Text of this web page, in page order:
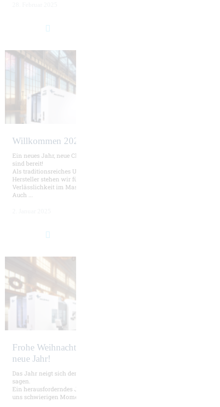
Willkommen 2025!
Ein neues Jahr, neue Chancen, neue Herausforderungen – und wir
sind bereit!
Als traditionsreiches Unternehmen und weltweit bekannter
Hersteller stehen wir für Innovation, Präzision und
Verlässlichkeit im Maschinenbau.
Auch ...
Frohe Weihnachten und einen guten Start ins
neue Jahr!
Das Jahr neigt sich dem Ende zu, und es wird Zeit, Danke zu
sagen.
Ein herausforderndes Jahr liegt hinter uns – ein Jahr, in dem wir
uns schwierigen Momenten ...